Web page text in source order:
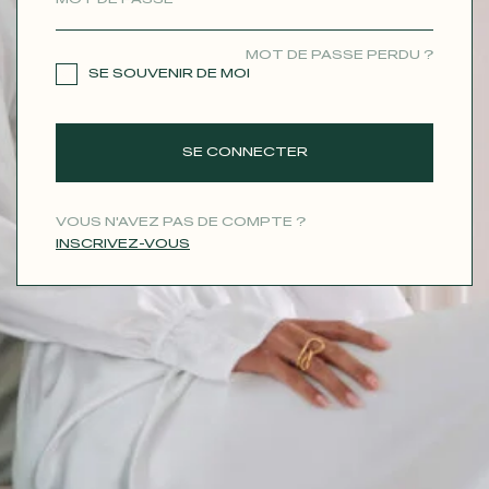
MOT DE PASSE PERDU ?
SE SOUVENIR DE MOI
SE CONNECTER
VOUS N'AVEZ PAS DE COMPTE ?
INSCRIVEZ-VOUS